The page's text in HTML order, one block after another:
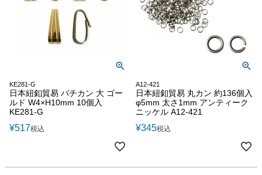
KE281-G
日本紐釦貿易 バチカン 大 ゴー
ルド W4×H10mm 10個入
KE281-G
¥517税込
A12-421
日本紐釦貿易 丸カン 約136個入
φ5mm 太さ1mm アンティーク
ニッケル A12-421
¥345税込